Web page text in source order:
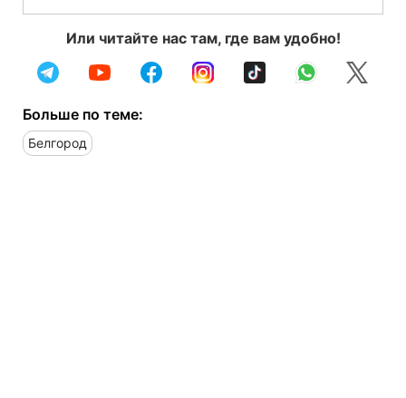
Или читайте нас там, где вам удобно!
Больше по теме:
Белгород